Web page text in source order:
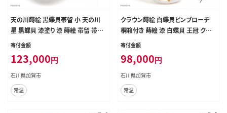
天の川蒔絵 黒蝶貝帯留 小 天の川
星 黒蝶貝 漆塗り 漆 蒔絵 帯留 帯留
め アクセサリー 和装 着物 和服 ギフ
るしアート 復興 震災 コロナ 能登半
島地震復興支援 北陸新幹線 F6P-0
755
寄付金額
123,000円
石川県加賀市
常温
クラウン蒔絵 白蝶貝ピンブローチ
桐箱付き 蒔絵 漆 白蝶貝 王冠 クラ
ウン 冠 ピンブローチ アクセサリー
復興 震災 コロナ 能登半島地震復興
支援 北陸新幹線 F6P-1693
寄付金額
98,000円
石川県加賀市
常温